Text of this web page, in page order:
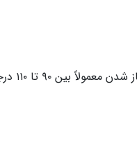
محل نصب